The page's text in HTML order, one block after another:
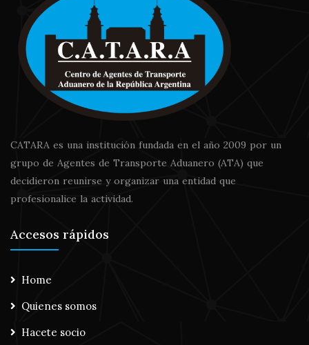
CATARA es una institución fundada en el año 2009 por un
grupo de Agentes de Transporte Aduanero (ATA) que
decidieron reunirse y organizar una entidad que
profesionalice la actividad.
Accesos rápidos
Home
Quienes somos
Hacete socio